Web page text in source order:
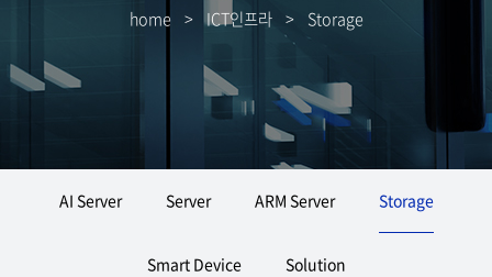
home >ICT인프라> Storage
AI Server Server ARM Server Storage
Smart Device Solution